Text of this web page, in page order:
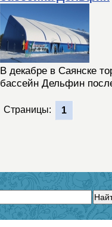
В декабре в Саянске
бассейн Дельфин
Страницы: 1